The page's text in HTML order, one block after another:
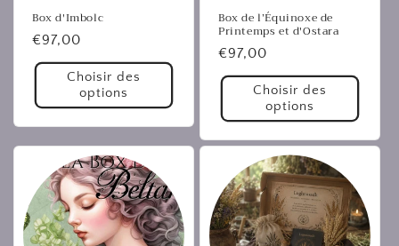
Box d'Imbolc
Prix
habituel
€97,00
Choisir des
options
Box de l’Équinoxe de
Printemps et d'Ostara
Prix
habituel
€97,00
Choisir des
options